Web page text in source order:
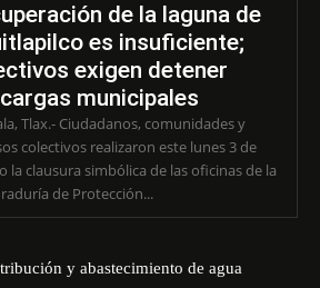
de la laguna de
es insuficiente;
exigen detener
municipales
Tlax.- Ciudadanos, comunidades y
colectivos realizaron este lunes 3 de
la clausura simbólica de las oficinas de la
de Protección...
y abastecimiento de agua